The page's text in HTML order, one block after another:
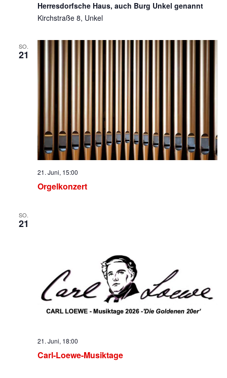
Herresdorfsche Haus, auch Burg Unkel genannt
Kirchstraße 8, Unkel
SO.
21
Orgelkonzert
21. Juni, 15:00
SO.
21
Carl-Loewe-Musiktage
21. Juni, 18:00